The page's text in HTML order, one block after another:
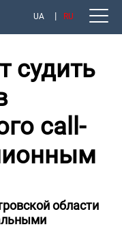
UA RU
судить
саll-
области